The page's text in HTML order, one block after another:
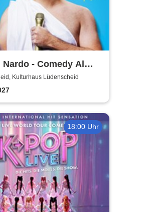
Nardo - Comedy Al
Kulturhaus Lüdenscheid
18:00 Uhr